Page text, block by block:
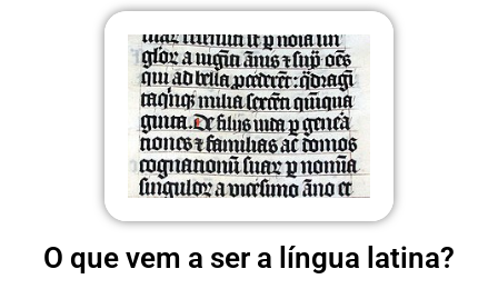
O que vem a ser a língua latina?